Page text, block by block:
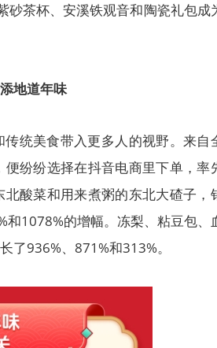
砂茶杯、安溪铁观音和陶瓷礼包成
地道年味
统美食带入更多人的视野。来自
纷纷选择在抖音电商里下单，率
酸菜和用来煮粥的东北大碴子，
1078%的增幅。冻梨、粘豆包、
了936%、871%和313%。